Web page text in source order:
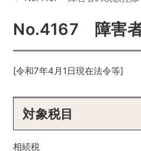
No.4167 障害
[令和7年4月1日現在法令等]
対象税目
相続税